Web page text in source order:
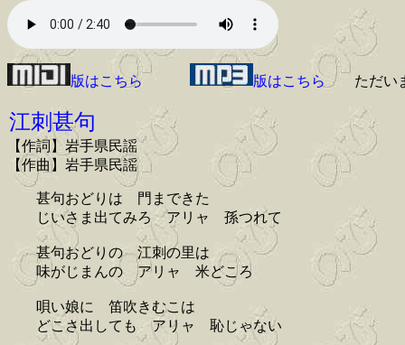
版はこちら 版はこちらただい
江刺甚句
【作詞】岩手県民謡
【作曲】岩手県民謡
甚句おどりは 門まできた
じいさま出てみろ アリャ 孫つれて
甚句おどりの 江刺の里は
味がじまんの アリャ 米どころ
唄い娘に 笛吹きむこは
どこさ出しても アリャ 恥じゃない